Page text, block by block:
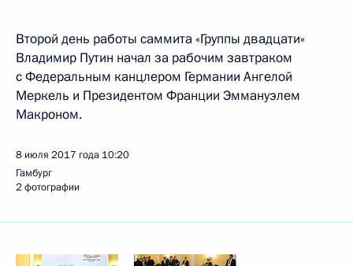
Второй день работы саммита «Группы двадцати»
Владимир Путин начал за рабочим завтраком
с Федеральным канцлером Германии Ангелой
Меркель и Президентом Франции Эммануэлем
Макроном.
8 июля 2017 года 10:20
Гамбург
2 фотографии